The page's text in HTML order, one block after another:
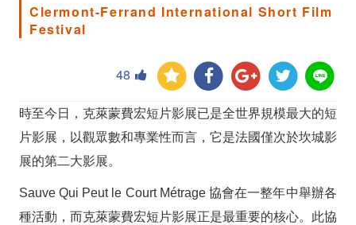
短
國
際
影
展
Clermont-Ferrand International Short Film
Festival
48
時至今日，克萊蒙費宏短片影展已是全世界規模最大的短
片影展，以觀眾數和專業性而言，它是法國僅次於坎城影
展的第二大影展。
Sauve Qui Peut le Court Métrage 協會在一整年中舉辦各
種活動，而克萊蒙費宏短片影展正是最重要的核心。此協